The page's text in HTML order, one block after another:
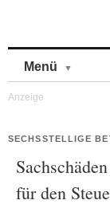
Menü
SECHSSTELLIGE
für den